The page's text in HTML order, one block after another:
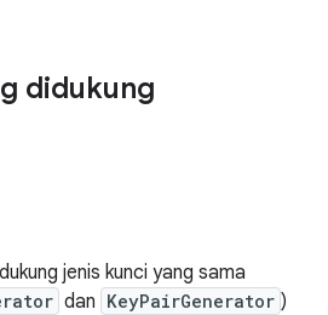
didukung
jenis kunci yang sama
dan KeyPairGenerator )